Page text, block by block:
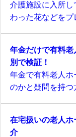
介護施設に入所し
わった花などをプ
年金だけで有料
別で検証！
年金で有料老人ホ
のかと疑問を持つ
在宅扱いの老人
介